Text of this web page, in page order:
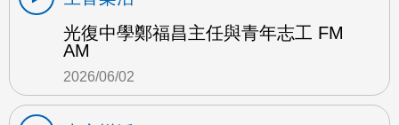
光復中學鄭福昌主任與青年志工 FM
AM
2026/06/02